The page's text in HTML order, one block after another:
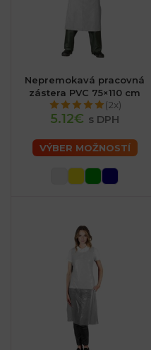
Nepremokavá pracovná
zástera PVC 75×110 cm
(2x)
5.12€ s DPH
VÝBER MOŽNOSTÍ